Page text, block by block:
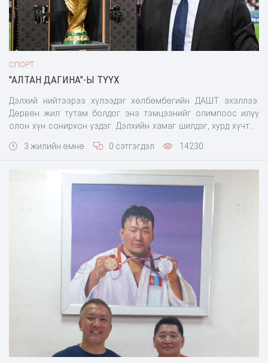
СПОРТ
"АЛТАН ДАГИНА"-Ы ТҮҮХ
Дэлхий нийтээрээ хүлээдэг хөлбөмбөгийн ДАШТ эхэллээ.
Дөрвөн жил тутам болдог энэ тэмцээнийг олимпоос илүү
олон хүн сонирхон үздэг. Дэлхийн хамаг шилдэг, хурд хүчтэй
Алтан цомыг авах…Дэлхий даяараа Алтан дагина хэмээн
хамгийн нөлөө бүхий баг, залуус
3 жилийн өмнө 0 сэтгэгдэл 14230